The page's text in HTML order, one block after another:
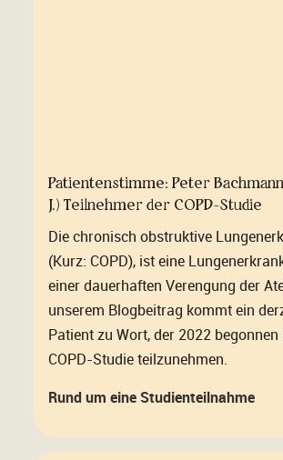
Patientenstimme: Peter
J.) Teilnehmer der COPD-Studie
Die chronisch obstruktive
(Kurz: COPD), ist eine
einer dauerhaften Verengung der
unserem Blogbeitrag kommt ein
Patient zu Wort, der 2022 begonnen
COPD-Studie teilzunehmen.
Rund um eine Studienteilnahme